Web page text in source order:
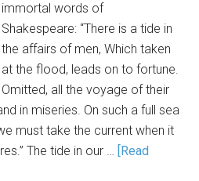
immortal words of
Shakespeare: “There is a tide in
the affairs of men, Which taken
at the flood, leads on to fortune.
Omitted, all the voyage of their
in miseries. On such a full sea
must take the current when it
The tide in our … [Read